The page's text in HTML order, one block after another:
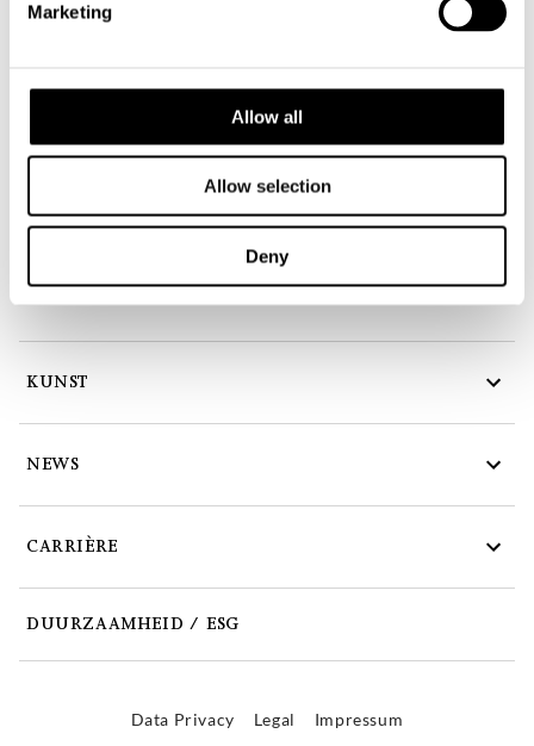
Marketing
Allow all
Allow selection
Deny
info@creutz-partners.com
DIENSTVERLENING
KUNST
NEWS
CARRIÈRE
DUURZAAMHEID / ESG
Data Privacy Legal Impressum